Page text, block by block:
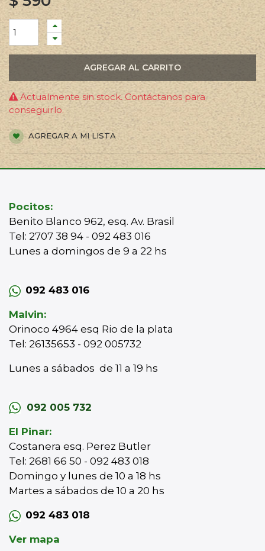
AGREGAR AL CARRITO
Actualmente sin stock. Contáctanos para
conseguirlo.
AGREGAR A MI LISTA
Pocitos:
Benito Blanco 962, esq. Av. Brasil
Tel: 2707 38 94 - 092 483 016
Lunes a domingos de 9 a 22 hs
092 483 016
Malvin:
Orinoco 4964 esq Rio de la plata
Tel: 26135653 - 092 005732
Lunes a sábados de 11 a 19 hs
092 005 732
El Pinar:
Costanera esq. Perez Butler
Tel: 2681 66 50 - 092 483 018
Domingo y lunes de 10 a 18 hs
Martes a sábados de 10 a 20 hs
092 483 018
Ver mapa